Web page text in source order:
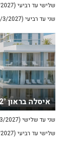
שלישי עד רביעי (23-24/3/2027)
שני עד רביעי (22-24/3/2027)
איסלה בראון 42° אילת - חדש !!!
שני עד שלישי (22-23/3/2027)
שלישי עד רביעי (23-24/3/2027)